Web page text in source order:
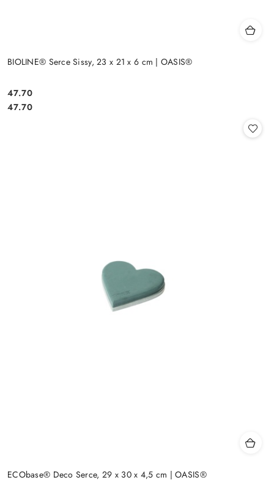
BIOLINE® Serce Sissy, 23 x 21 x 6 cm | OASIS®
Cena:
47.70
Cena:
47.70
ECObase® Deco Serce, 29 x 30 x 4,5 cm | OASIS®